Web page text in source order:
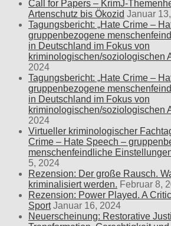
Call for Papers – KrimJ-
Artenschutz bis Ökozid Januar
Tagungsbericht: „Hate Crime –
gruppenbezogene
in Deutschland im Fokus von
kriminologischen/soziologischen
2024
Tagungsbericht: „Hate Crime –
gruppenbezogene
in Deutschland im Fokus von
kriminologischen/soziologischen
2024
Virtueller kriminologischer
Crime – Hate Speech –
menschenfeindliche
5, 2024
Rezension: Der große Rausch.
kriminalisiert werden. Februar 8,
Rezension: Power Played. A
Sport Januar 16, 2024
Neuerscheinung: Restorative